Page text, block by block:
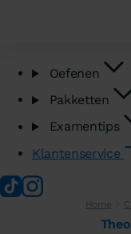
Oefenen
Pakketten
Examentips
Klantenservice
Home